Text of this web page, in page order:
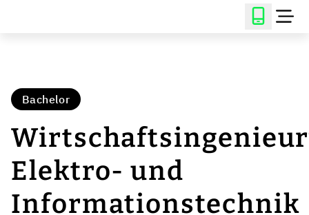
Bachelor
Elektro- und
Informationstechnik